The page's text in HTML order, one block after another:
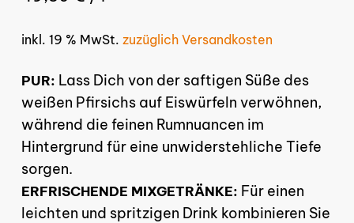
inkl. 19 % MwSt. zuzüglich Versandkosten
PUR: Lass Dich von der saftigen Süße des
weißen Pfirsichs auf Eiswürfeln verwöhnen,
während die feinen Rumnuancen im
Hintergrund für eine unwiderstehliche Tiefe
sorgen.
ERFRISCHENDE MIXGETRÄNKE: Für einen
leichten und spritzigen Drink kombinieren Sie